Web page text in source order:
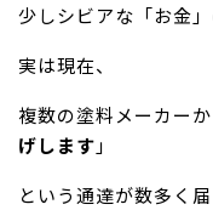
少しシビアな「お金
実は現在、
複数の塗料メーカー
げします 」
という通達が数多く届